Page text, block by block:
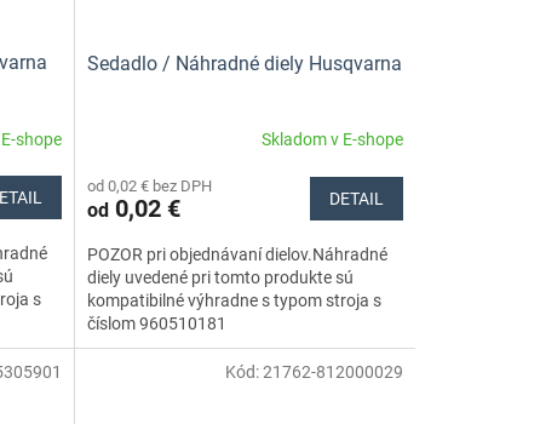
shope
s
Sedadlo / Náhradné diely Husqvarna
Skladom v E-shope
od 0,02 € bez DPH
od0,02 € DETAIL
POZOR pri objednávaní dielov.Náhradné
diely uvedené pri tomto produkte sú
kompatibilné výhradne s typom stroja s
číslom 960510181
Kód:21762-812000029